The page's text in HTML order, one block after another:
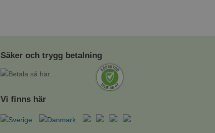
Säker och trygg betalning
Vi finns här